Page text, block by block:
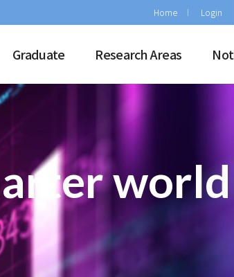
Home Login
Graduate Research Areas
world